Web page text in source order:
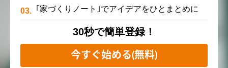
｢家づくりノート｣でアイデアをひとまとめに
30秒で簡単登録！
今すぐ始める(無料)